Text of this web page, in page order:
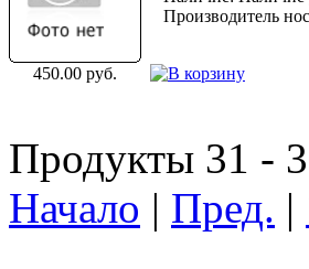
Производитель
450.00 руб.
Продукты 31 -
Начало | Пред. |